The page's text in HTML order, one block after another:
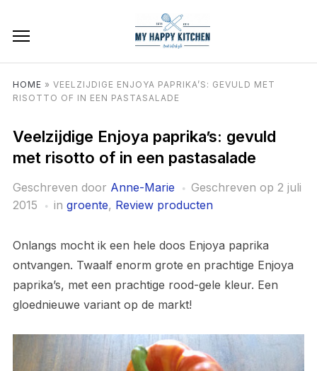
HOME » VEELZIJDIGE ENJOYA PAPRIKA’S: GEVULD MET
RISOTTO OF IN EEN PASTASALADE
Veelzijdige Enjoya paprika’s: gevuld
met risotto of in een pastasalade
Geschreven door Anne-Marie Geschreven op 2 juli
2015
in groente, Review producten
Onlangs mocht ik een hele doos Enjoya paprika
ontvangen. Twaalf enorm grote en prachtige Enjoya
paprika’s, met een prachtige rood-gele kleur. Een
gloednieuwe variant op de markt!